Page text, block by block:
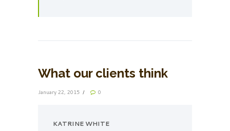
What our clients think
January 22, 2015 0
KATRINE WHITE